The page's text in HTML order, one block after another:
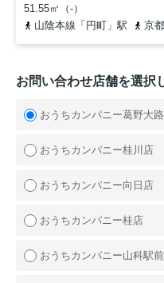
51.55㎡（-）
山陰本線「円町」駅
京
お問い合わせ店舗を選択
おうちカンパニー葛野大
おうちカンパニー桂川店
おうちカンパニー向日店
おうちカンパニー桂店
おうちカンパニー山科駅